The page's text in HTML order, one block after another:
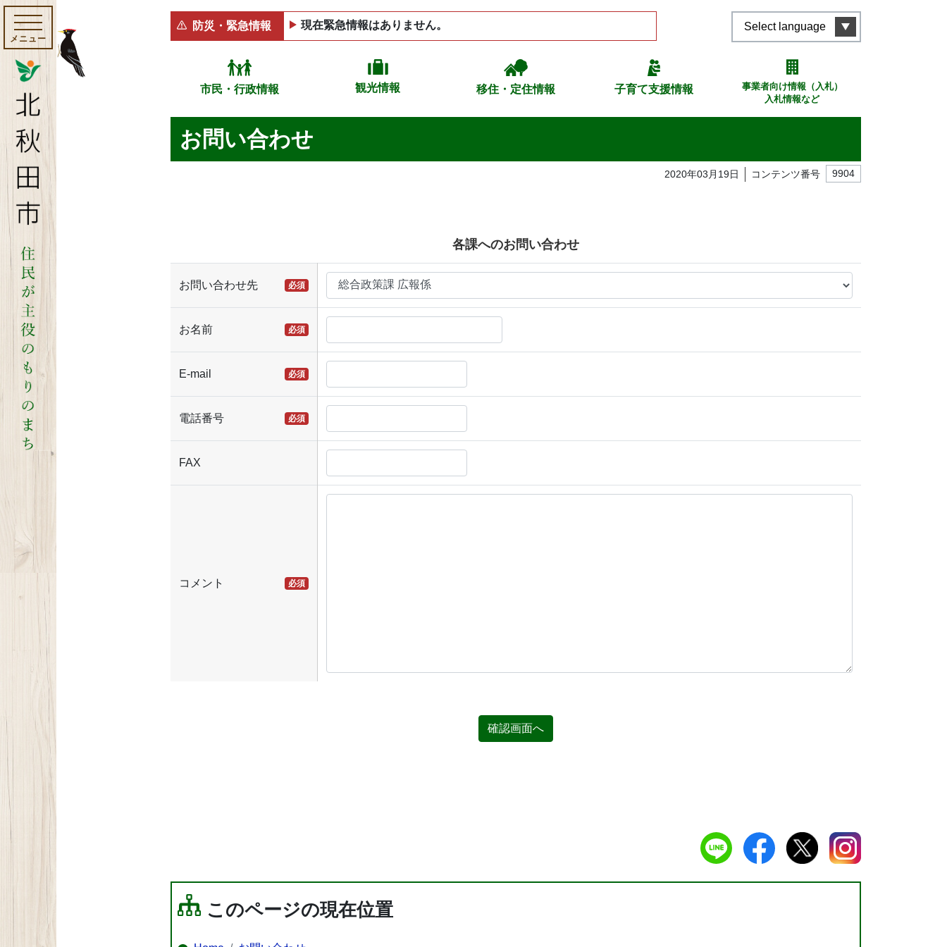
メニュー
防災・緊急情報 現在緊急情報はありません。 Select language
市民・行政情報 観光情報 移住・定住情報 子育て支援情報
事業者向け情報（入札）
入札情報など
お問い合わせ
2020年03月19日 コンテンツ番号 9904
各課へのお問い合わせ
お問い合わせ先 必須
お名前 必須
E-mail 必須
電話番号 必須
FAX
コメント 必須
確認画面へ
このページの現在位置